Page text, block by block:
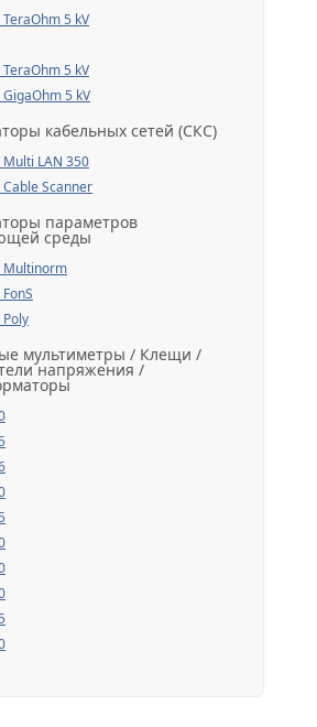
5 kV
5 kV
5 kV
кабельных сетей (СКС)
LAN 350
Scanner
параметров
среды
Multinorm
мультиметры / Клещи /
напряжения /